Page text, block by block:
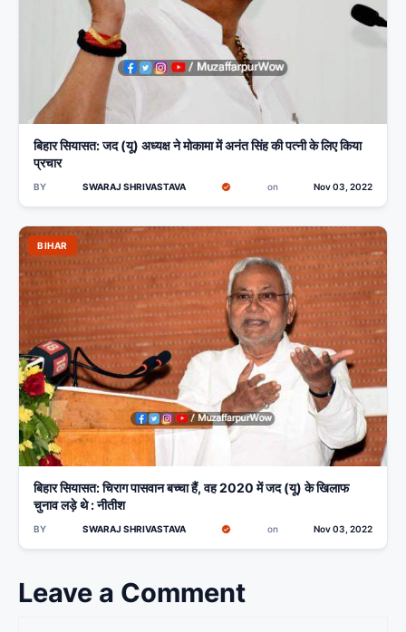
बिहार सियासत: जद (यू) अध्यक्ष ने मोकामा में अनंत सिंह की पत्नी के लिए किया
प्रचार
BY SWARAJ SHRIVASTAVA on Nov 03, 2022
BIHAR
बिहार सियासत: चिराग पासवान बच्चा हैं, वह 2020 में जद (यू) के खिलाफ
चुनाव लड़े थे : नीतीश
BY SWARAJ SHRIVASTAVA on Nov 03, 2022
Leave a Comment